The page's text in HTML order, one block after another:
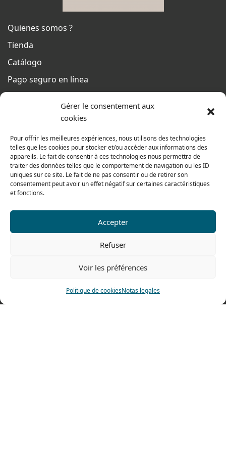
Gérer le consentement aux
cookies
Pour offrir les meilleures expériences, nous utilisons des technologies
telles que les cookies pour stocker et/ou accéder aux informations des
appareils. Le fait de consentir à ces technologies nous permettra de
traiter des données telles que le comportement de navigation ou les ID
uniques sur ce site. Le fait de ne pas consentir ou de retirer son
consentement peut avoir un effet négatif sur certaines caractéristiques
et fonctions.
Accepter
Refuser
Voir les préférences
Politique de cookiesNotas legales
Quienes somos ?
Tienda
Catálogo
Pago seguro en línea
Del lunes al jueves
El viernes
De 8h a 12h30 y de 13h30 a 16h
Contáctenos
69400 Villefranche sur Saône